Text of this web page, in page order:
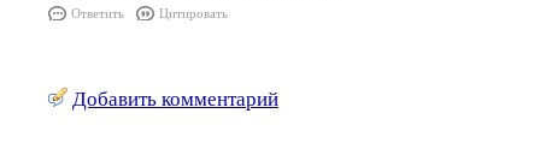
Ответить Цитировать
Добавить комментарий